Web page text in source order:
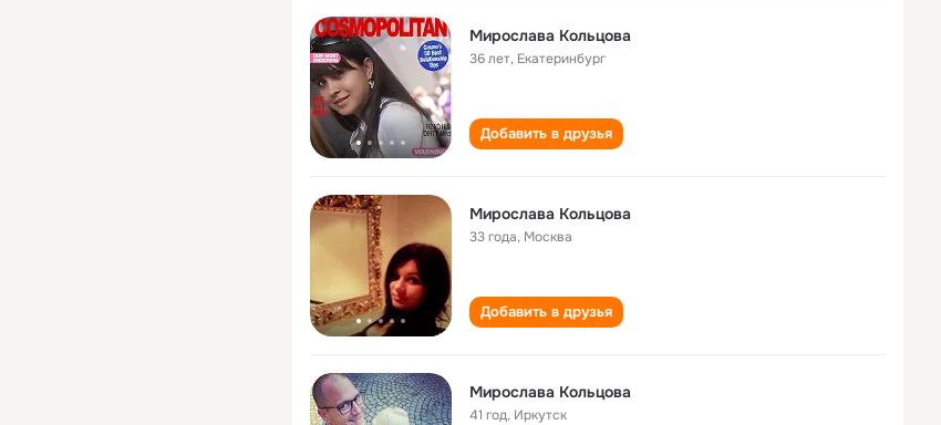
Мирослава Кольцова
36 лет, Екатеринбург
Добавить в друзья
Мирослава Кольцова
33 года, Москва
Добавить в друзья
Мирослава Кольцова
41 год, Иркутск